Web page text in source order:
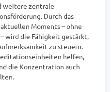
weitere zentrale
Durch das
Moments – ohne
wird die Fähigkeit gestärkt,
zu steuern.
helfen,
die Konzentration auch